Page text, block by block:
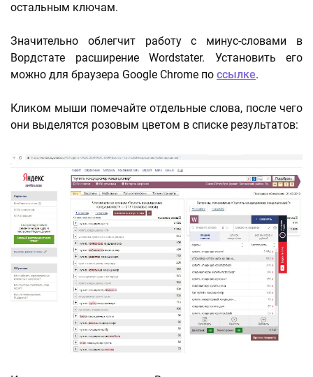
остальным ключам.
Значительно облегчит работу с минус-словами в
Вордстате расширение Wordstater. Установить его
можно для браузера Google Chrome по ссылке.
Кликом мыши помечайте отдельные слова, после чего
они выделятся розовым цветом в списке результатов: